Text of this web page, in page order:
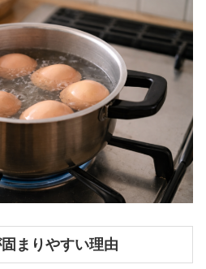
まりやすい理由